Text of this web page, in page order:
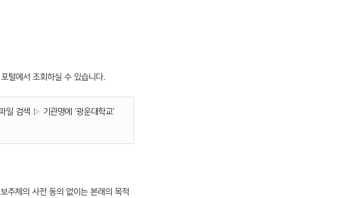
털에서 조회하실 수 있습니다.
검색 ▷ 기관명에 ‘광운대학교’
주체의 사전 동의 없이는 본래의 목적